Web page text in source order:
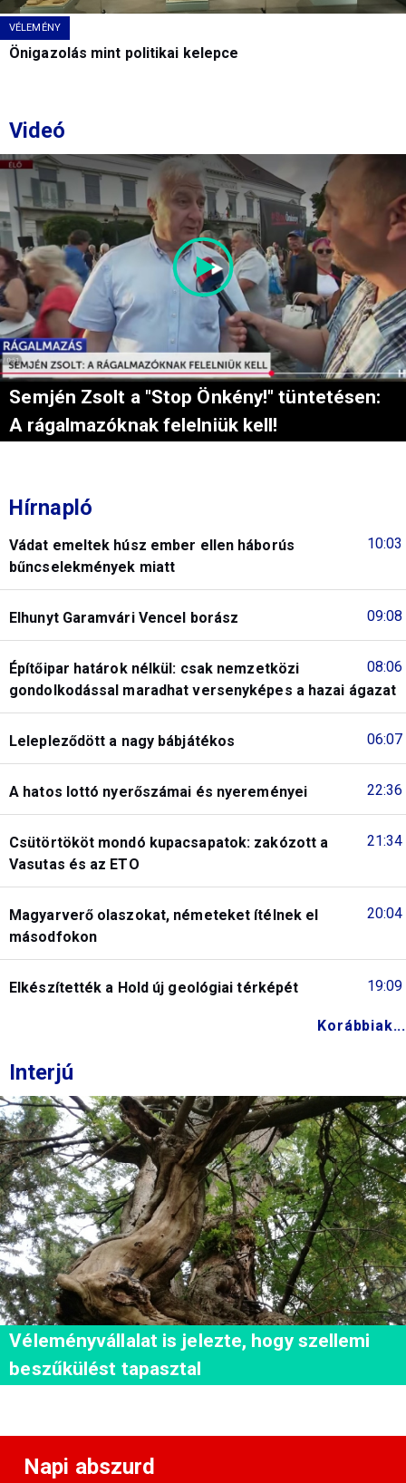
VÉLEMÉNY
Önigazolás mint politikai kelepce
Videó
Semjén Zsolt a "Stop Önkény!" tüntetésen:
A rágalmazóknak felelniük kell!
Hírnapló
10:03
Vádat emeltek húsz ember ellen háborús
bűncselekmények miatt
09:08
Elhunyt Garamvári Vencel borász
08:06
Építőipar határok nélkül: csak nemzetközi
gondolkodással maradhat versenyképes a hazai ágazat
06:07
Lelepleződött a nagy bábjátékos
22:36
A hatos lottó nyerőszámai és nyereményei
21:34
Csütörtököt mondó kupacsapatok: zakózott a
Vasutas és az ETO
20:04
Magyarverő olaszokat, németeket ítélnek el
másodfokon
19:09
Elkészítették a Hold új geológiai térképét
Korábbiak...
Interjú
Véleményvállalat is jelezte, hogy szellemi
beszűkülést tapasztal
Napi abszurd